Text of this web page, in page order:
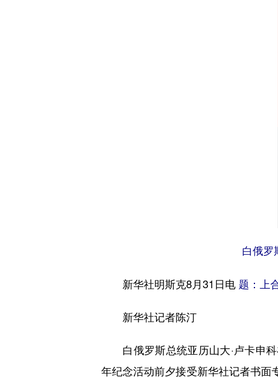
白俄罗
新华社明斯克8月31日电 题：上
新华社记者陈汀
白俄罗斯总统亚历山大·卢卡申科
年纪念活动前夕接受新华社记者书面